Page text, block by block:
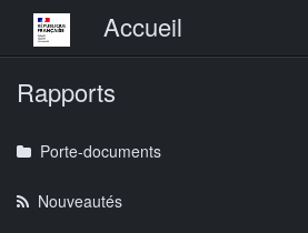
Menu principalAccueil
Rapports
Porte-documents
Nouveautés